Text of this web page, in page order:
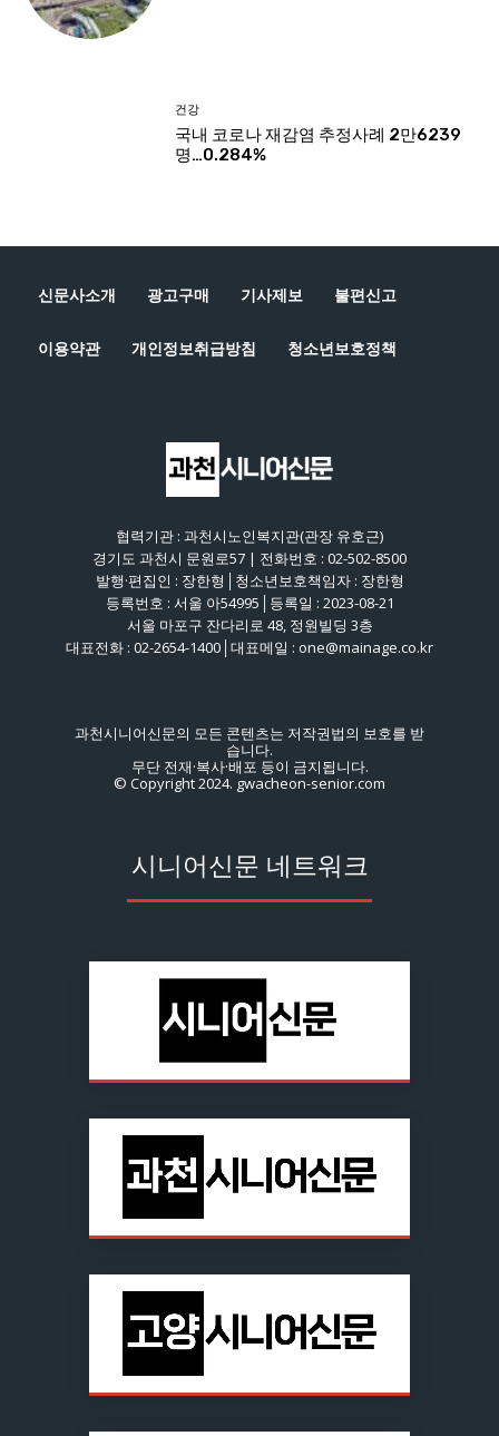
신문사소개 광고구매 기사제보 불편신고
이용약관 개인정보취급방침 청소년보호정책
협력기관 : 과천시노인복지관(관장 유호근)
경기도 과천시 문원로57 | 전화번호 : 02-502-8500
발행·편집인 : 장한형│청소년보호책임자 : 장한형
등록번호 : 서울 아54995│등록일 : 2023-08-21
서울 마포구 잔다리로 48, 정원빌딩 3층
대표전화 : 02-2654-1400│대표메일 : one@mainage.co.kr
과천시니어신문의 모든 콘텐츠는 저작권법의 보호를 받
습니다.
무단 전재·복사·배포 등이 금지됩니다.
© Copyright 2024. gwacheon-senior.com
시니어신문 네트워크